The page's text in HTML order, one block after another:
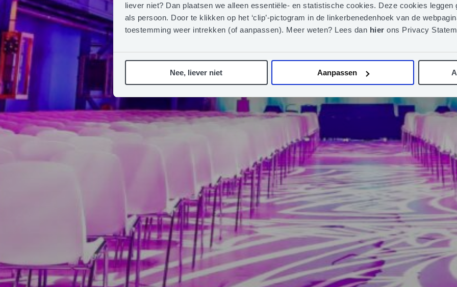
liever niet? Dan plaatsen we alleen essentiële- en statistische cookies. Deze cookies
als persoon. Door te klikken op het ‘clip’-pictogram in de linkerbenedenhoek van de
toestemming weer intrekken (of aanpassen). Meer weten? Lees dan hier ons Privacy
Nee, liever niet Aanpassen